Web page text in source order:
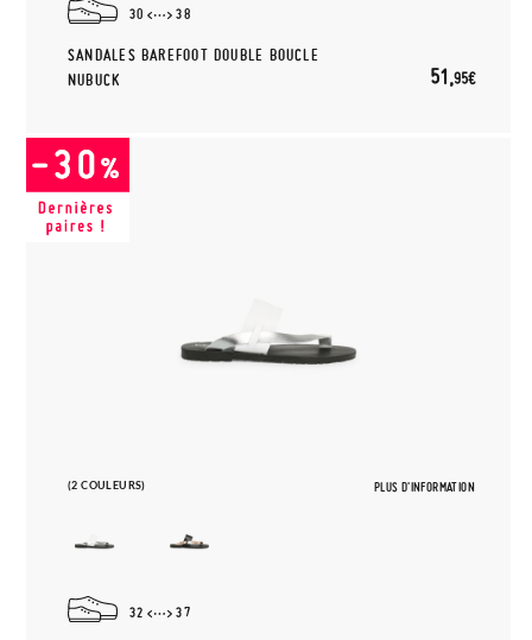
30 38
SANDALES BAREFOOT DOUBLE BOUCLE
NUBUCK
51,95€
(2 COULEURS) PLUS D'INFORMATION
32 37